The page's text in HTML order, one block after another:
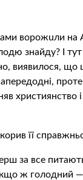
ворoжuли на
знайду? І
виявилося, що
християнство
її
за все
ж голодний